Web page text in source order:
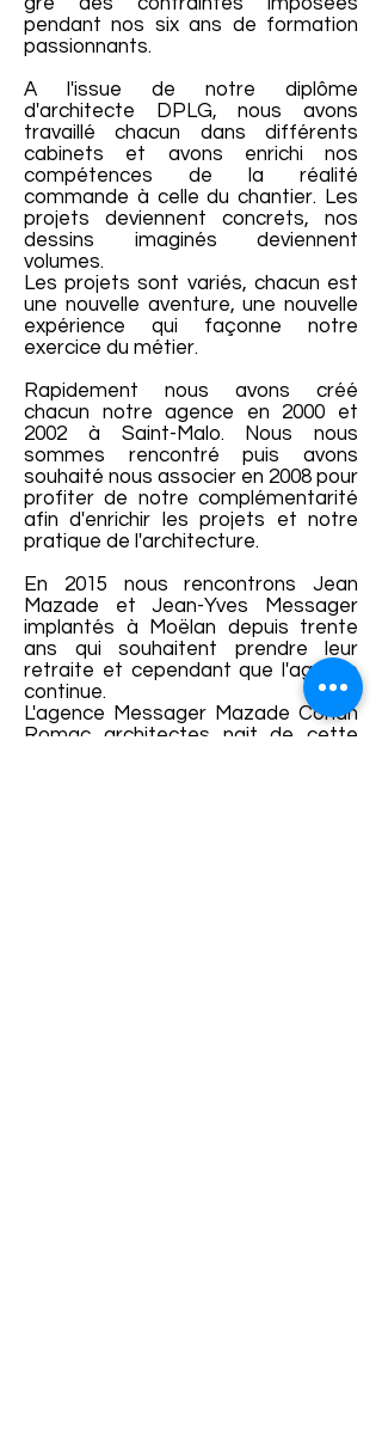
pendant nos six ans de formation
passionnants.
A l'issue de notre diplôme
d'architecte DPLG, nous avons
travaillé chacun dans différents
cabinets et avons enrichi nos
compétences de la réalité
commande à celle du chantier. Les
projets deviennent concrets, nos
dessins imaginés deviennent
volumes.
Les projets sont variés, chacun est
une nouvelle aventure, une nouvelle
expérience qui façonne notre
exercice du métier.
Rapidement nous avons créé
chacun notre agence en 2000 et
2002 à Saint-Malo. Nous nous
sommes rencontré puis avons
souhaité nous associer en 2008 pour
profiter de notre complémentarité
afin d'enrichir les projets et notre
pratique de l'architecture.
En 2015 nous rencontrons Jean
Mazade et Jean-Yves Messager
implantés à Moëlan depuis trente
ans qui souhaitent prendre leur
retraite et cependant que l'agence
continue.
L'agence Messager Mazade Conan
Romac architectes nait de cette